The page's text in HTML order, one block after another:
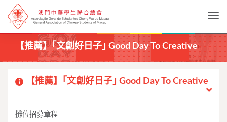
【推薦】｢文創好日子｣ Good Day To Creative
1 【推薦】｢文創好日子｣ Good Day To Creative
攤位招募章程